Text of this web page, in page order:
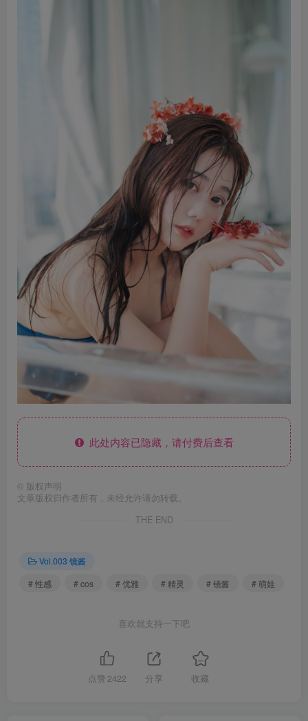
此处内容已隐藏，请付费后查看
© 版权声明
文章版权归作者所有，未经允许请勿转载。
THE END
Vol.003 镜酱
# 性感
# cos # 优雅 # 精灵 # 镜酱 # 萌娃
喜欢就支持一下吧
点赞 2422 分享 收藏